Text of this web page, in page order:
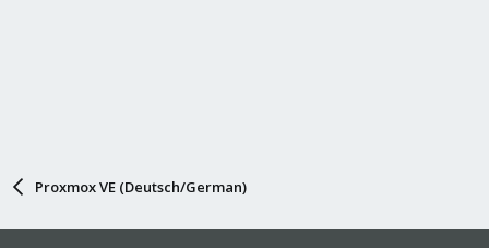
Proxmox VE (Deutsch/German)